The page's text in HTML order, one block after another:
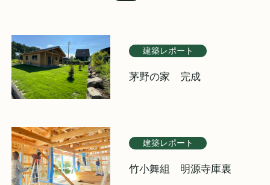
建築レポート
茅野の家 完成
建築レポート
竹小舞組 明源寺庫裏